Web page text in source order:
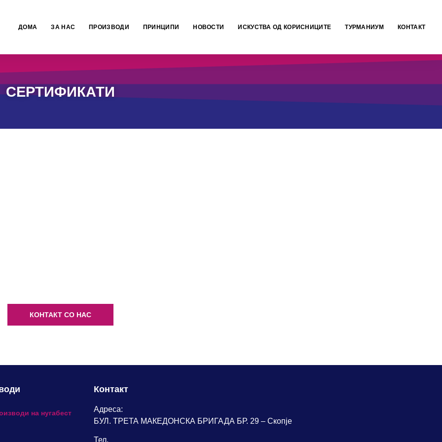
ДОМА ЗА НАС ПРОИЗВОДИ ПРИНЦИПИ НОВОСТИ ИСКУСТВА ОД КОРИСНИЦИТЕ ТУРМАНИУМ КОНТАКТ
СЕРТИФИКАТИ
КОНТАКТ СО НАС
на нугабест
Контакт
Адреса:
БУЛ. ТРЕТА МАКЕДОНСКА БРИГАДА БР. 29 – Скопје
Тел.